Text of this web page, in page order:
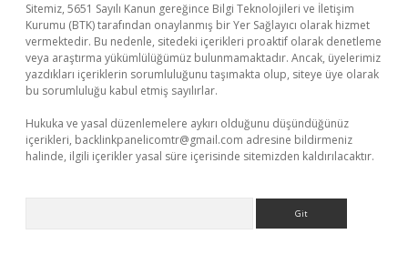
Sitemiz, 5651 Sayılı Kanun gereğince Bilgi Teknolojileri ve İletişim
Kurumu (BTK) tarafından onaylanmış bir Yer Sağlayıcı olarak hizmet
vermektedir. Bu nedenle, sitedeki içerikleri proaktif olarak denetleme
veya araştırma yükümlülüğümüz bulunmamaktadır. Ancak, üyelerimiz
yazdıkları içeriklerin sorumluluğunu taşımakta olup, siteye üye olarak
bu sorumluluğu kabul etmiş sayılırlar.
Hukuka ve yasal düzenlemelere aykırı olduğunu düşündüğünüz
içerikleri, backlinkpanelicomtr@gmail.com adresine bildirmeniz
halinde, ilgili içerikler yasal süre içerisinde sitemizden kaldırılacaktır.